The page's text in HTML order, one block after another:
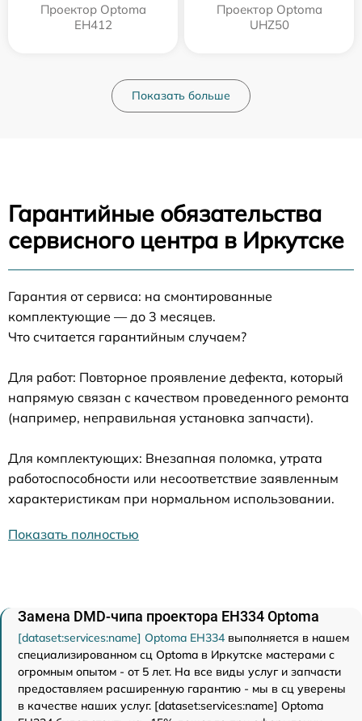
Проектор Optoma
EH412
Проектор Optoma
UHZ50
Показать больше
Гарантийные обязательства
сервисного центра в Иркутске
Гарантия от сервиса: на смонтированные
комплектующие — до 3 месяцев.
Что считается гарантийным случаем?
Для работ: Повторное проявление дефекта, который
напрямую связан с качеством проведенного ремонта
(например, неправильная установка запчасти).
Для комплектующих: Внезапная поломка, утрата
работоспособности или несоответствие заявленным
характеристикам при нормальном использовании.
Показать полностью
Замена DMD-чипа проектора EH334 Optoma
[dataset:services:name] Optoma EH334 выполняется в нашем
специализированном сц Optoma в Иркутске мастерами с
огромным опытом - от 5 лет. На все виды услуг и запчасти
предоставляем расширенную гарантию - мы в сц уверены
в качестве наших услуг. [dataset:services:name] Optoma